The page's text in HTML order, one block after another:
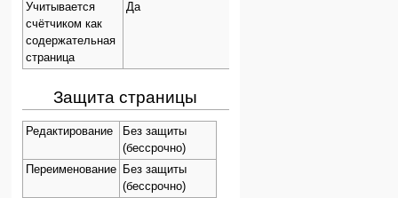
Учитывается
счётчиком как
содержательная
страница
Да
Защита страницы
Редактирование
Без защиты
(бессрочно)
Переименование
Без защиты
(бессрочно)